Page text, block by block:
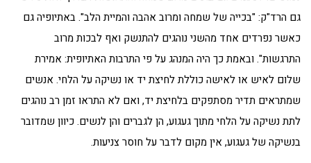
גם הרד"ק: "בכייה של שמחה ומרוב אהבה והמיית הלב". באתיופיה גם
כאשר נפרדים אחד מהשני נוהגים להתנשק ואף לבכות מרוב
התרגשות". ובאמת כך היה המנהג על פי התרבות האתיופית: אמירת
שלום לאיש או לאישה כוללת לחיצת יד או נשיקה על הלחי. אנשים
שמתראים תדיר מסתפקים בלחיצת יד, ואם לא התראו זמן רב נוהגים
לתת נשיקה על הלחי מתוך געגוע, הן לגברים והן לנשים. כיוון שמדובר
בנשיקה של געגוע, אין מקום לדבר על חוסר צניעות.